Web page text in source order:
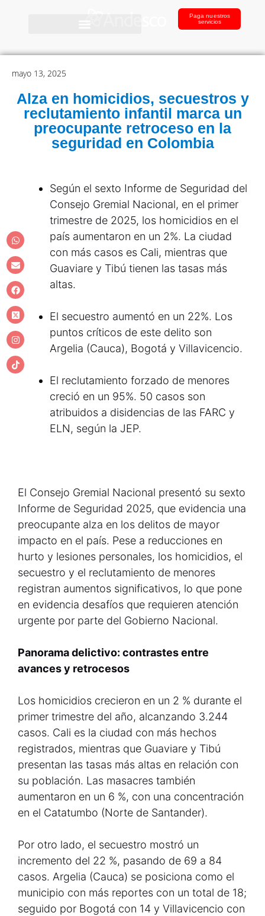
Paga nuestros
servicios
mayo 13, 2025
Alza en homicidios, secuestros y
reclutamiento infantil marca un
preocupante retroceso en la
seguridad en Colombia
Según el sexto Informe de Seguridad del
Consejo Gremial Nacional, en el primer
trimestre de 2025, los homicidios en el
país aumentaron en un 2%. La ciudad
con más casos es Cali, mientras que
Guaviare y Tibú tienen las tasas más
altas.
El secuestro aumentó en un 22%. Los
puntos críticos de este delito son
Argelia (Cauca), Bogotá y Villavicencio.
El reclutamiento forzado de menores
creció en un 95%. 50 casos son
atribuidos a disidencias de las FARC y
ELN, según la JEP.
El Consejo Gremial Nacional presentó su sexto
Informe de Seguridad 2025, que evidencia una
preocupante alza en los delitos de mayor
impacto en el país. Pese a reducciones en
hurto y lesiones personales, los homicidios, el
secuestro y el reclutamiento de menores
registran aumentos significativos, lo que pone
en evidencia desafíos que requieren atención
urgente por parte del Gobierno Nacional.
Panorama delictivo: contrastes entre
avances y retrocesos
Los homicidios crecieron en un 2 % durante el
primer trimestre del año, alcanzando 3.244
casos. Cali es la ciudad con más hechos
registrados, mientras que Guaviare y Tibú
presentan las tasas más altas en relación con
su población. Las masacres también
aumentaron en un 6 %, con una concentración
en el Catatumbo (Norte de Santander).
Por otro lado, el secuestro mostró un
incremento del 22 %, pasando de 69 a 84
casos. Argelia (Cauca) se posiciona como el
municipio con más reportes con un total de 18;
seguido por Bogotá con 14 y Villavicencio con